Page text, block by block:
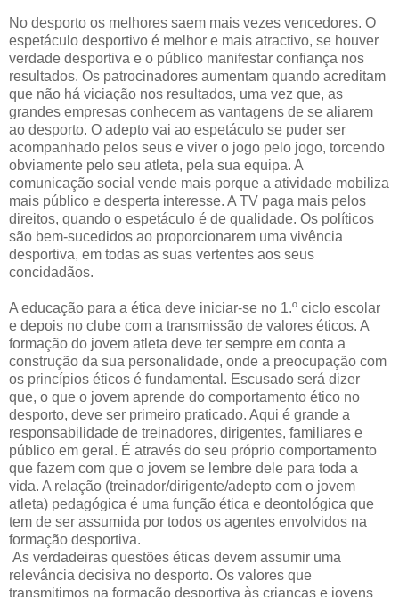
No desporto os melhores saem mais vezes vencedores. O
espetáculo desportivo é melhor e mais atractivo, se houver
verdade desportiva e o público manifestar confiança nos
resultados. Os patrocinadores aumentam quando acreditam
que não há viciação nos resultados, uma vez que, as
grandes empresas conhecem as vantagens de se aliarem
ao desporto. O adepto vai ao espetáculo se puder ser
acompanhado pelos seus e viver o jogo pelo jogo, torcendo
obviamente pelo seu atleta, pela sua equipa. A
comunicação social vende mais porque a atividade mobiliza
mais público e desperta interesse. A TV paga mais pelos
direitos, quando o espetáculo é de qualidade. Os políticos
são bem-sucedidos ao proporcionarem uma vivência
desportiva, em todas as suas vertentes aos seus
concidadãos.
A educação para a ética deve iniciar-se no 1.º ciclo escolar
e depois no clube com a transmissão de valores éticos. A
formação do jovem atleta deve ter sempre em conta a
construção da sua personalidade, onde a preocupação com
os princípios éticos é fundamental. Escusado será dizer
que, o que o jovem aprende do comportamento ético no
desporto, deve ser primeiro praticado. Aqui é grande a
responsabilidade de treinadores, dirigentes, familiares e
público em geral. É através do seu próprio comportamento
que fazem com que o jovem se lembre dele para toda a
vida. A relação (treinador/dirigente/adepto com o jovem
atleta) pedagógica é uma função ética e deontológica que
tem de ser assumida por todos os agentes envolvidos na
formação desportiva.
As verdadeiras questões éticas devem assumir uma
relevância decisiva no desporto. Os valores que
transmitimos na formação desportiva às crianças e jovens